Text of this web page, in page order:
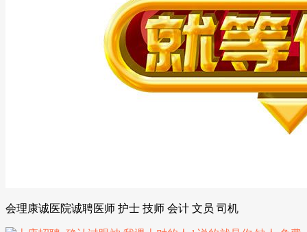
会理康诚医院诚聘医师 护士 技师 会计 文员 司机